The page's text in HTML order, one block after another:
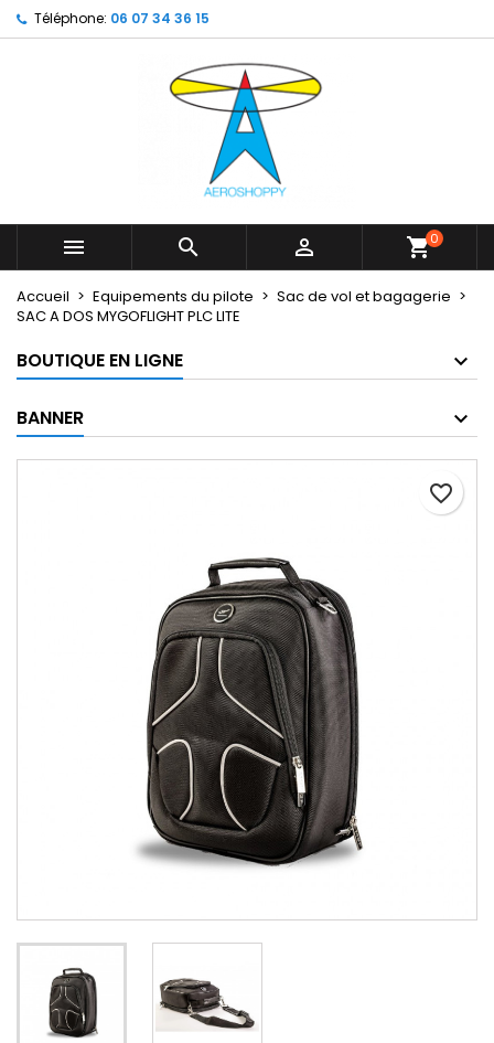
Téléphone: 06 07 34 36 15
   shopping_cart0
Accueil Equipements du pilote
Sac de vol et bagagerie
SAC A DOS MYGOFLIGHT PLC LITE
BOUTIQUE EN LIGNE
BANNER
favorite_border
My wishlists ×
Create new list
Créer une liste d'envies ×
Nom de la liste d'envies
Connexion ×
Vous devez être connecté pour ajouter des produits
Annuler